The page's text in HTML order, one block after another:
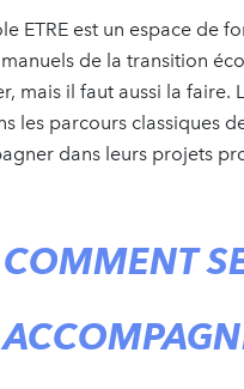
ETRE est un espace de
de la transition
mais il faut aussi la faire.
les parcours classiques
dans leurs projets
COMMENT